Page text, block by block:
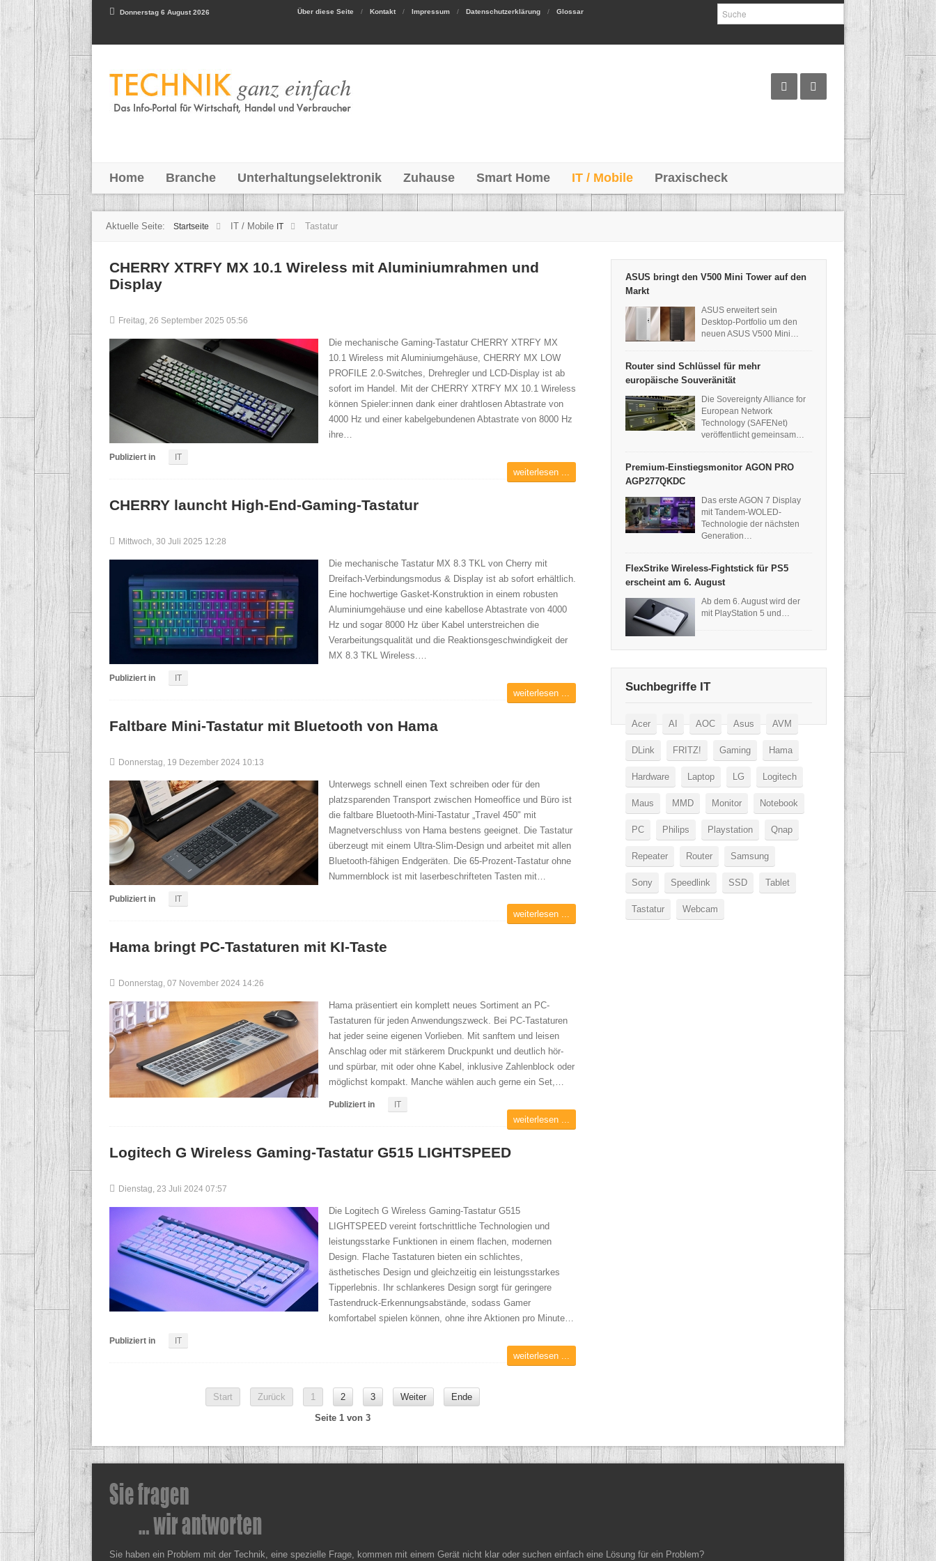
Donnerstag 6 August 2026 Über diese Seite Kontakt Impressum Datenschutzerklärung Glossar
Home Branche Unterhaltungselektronik Zuhause Smart Home IT / Mobile Praxischeck
Aktuelle Seite: Startseite IT / Mobile IT Tastatur
CHERRY XTRFY MX 10.1 Wireless mit Aluminiumrahmen und
Display
Freitag, 26 September 2025 05:56
Die mechanische Gaming-Tastatur CHERRY XTRFY MX
10.1 Wireless mit Aluminiumgehäuse, CHERRY MX LOW
PROFILE 2.0-Switches, Drehregler und LCD-Display ist ab
sofort im Handel. Mit der CHERRY XTRFY MX 10.1 Wireless
können Spieler:innen dank einer drahtlosen Abtastrate von
4000 Hz und einer kabelgebundenen Abtastrate von 8000 Hz
ihre…
Publiziert in IT
weiterlesen ...
CHERRY launcht High-End-Gaming-Tastatur
Mittwoch, 30 Juli 2025 12:28
Die mechanische Tastatur MX 8.3 TKL von Cherry mit
Dreifach-Verbindungsmodus & Display ist ab sofort erhältlich.
Eine hochwertige Gasket-Konstruktion in einem robusten
Aluminiumgehäuse und eine kabellose Abtastrate von 4000
Hz und sogar 8000 Hz über Kabel unterstreichen die
Verarbeitungsqualität und die Reaktionsgeschwindigkeit der
MX 8.3 TKL Wireless.…
Publiziert in IT
weiterlesen ...
Faltbare Mini-Tastatur mit Bluetooth von Hama
Donnerstag, 19 Dezember 2024 10:13
Unterwegs schnell einen Text schreiben oder für den
platzsparenden Transport zwischen Homeoffice und Büro ist
die faltbare Bluetooth-Mini-Tastatur „Travel 450" mit
Magnetverschluss von Hama bestens geeignet. Die Tastatur
überzeugt mit einem Ultra-Slim-Design und arbeitet mit allen
Bluetooth-fähigen Endgeräten. Die 65-Prozent-Tastatur ohne
Nummernblock ist mit laserbeschrifteten Tasten mit…
Publiziert in IT
weiterlesen ...
Hama bringt PC-Tastaturen mit KI-Taste
Donnerstag, 07 November 2024 14:26
Hama präsentiert ein komplett neues Sortiment an PC-
Tastaturen für jeden Anwendungszweck. Bei PC-Tastaturen
hat jeder seine eigenen Vorlieben. Mit sanftem und leisen
Anschlag oder mit stärkerem Druckpunkt und deutlich hör-
und spürbar, mit oder ohne Kabel, inklusive Zahlenblock oder
möglichst kompakt. Manche wählen auch gerne ein Set,…
Publiziert in IT
weiterlesen ...
Logitech G Wireless Gaming-Tastatur G515 LIGHTSPEED
Dienstag, 23 Juli 2024 07:57
Die Logitech G Wireless Gaming-Tastatur G515
LIGHTSPEED vereint fortschrittliche Technologien und
leistungsstarke Funktionen in einem flachen, modernen
Design. Flache Tastaturen bieten ein schlichtes,
ästhetisches Design und gleichzeitig ein leistungsstarkes
Tipperlebnis. Ihr schlankeres Design sorgt für geringere
Tastendruck-Erkennungsabstände, sodass Gamer
komfortabel spielen können, ohne ihre Aktionen pro Minute…
Publiziert in IT
weiterlesen ...
Start Zurück 1 2 3 Weiter
Ende
Seite 1 von 3
ASUS bringt den V500 Mini Tower auf den
Markt
ASUS erweitert sein
Desktop-Portfolio um den
neuen ASUS V500 Mini…
Router sind Schlüssel für mehr
europäische Souveränität
Die Sovereignty Alliance for
European Network
Technology (SAFENet)
veröffentlicht gemeinsam…
Premium-Einstiegsmonitor AGON PRO
AGP277QKDC
Das erste AGON 7 Display
mit Tandem-WOLED-
Technologie der nächsten
Generation…
FlexStrike Wireless-Fightstick für PS5
erscheint am 6. August
Ab dem 6. August wird der
mit PlayStation 5 und…
Suchbegriffe IT
Acer AI AOC Asus AVM
DLink FRITZ! Gaming Hama
Hardware Laptop LG Logitech
Maus MMD Monitor Notebook
PC Philips Playstation Qnap
Repeater Router Samsung
Sony Speedlink SSD Tablet
Tastatur Webcam
Sie haben ein Problem mit der Technik, eine spezielle Frage, kommen mit einem Gerät nicht klar oder suchen einfach eine Lösung für ein Problem?